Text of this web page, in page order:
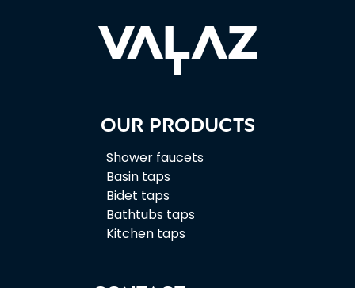
Our products
Shower faucets
Basin taps
Bidet taps
Bathtubs taps
Kitchen taps